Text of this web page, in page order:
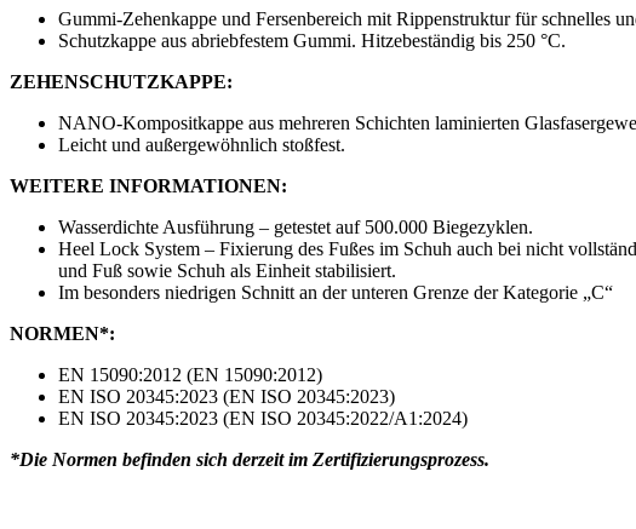
Gummi-Zehenkappe und Fersenbereich mit Rippenstruktur für schnelles
Schutzkappe aus abriebfestem Gummi. Hitzebeständig bis 250 °C.
ZEHENSCHUTZKAPPE:
NANO-Kompositkappe aus mehreren Schichten laminierten
Leicht und außergewöhnlich stoßfest.
WEITERE INFORMATIONEN:
Wasserdichte Ausführung – getestet auf 500.000 Biegezyklen.
Heel Lock System – Fixierung des Fußes im Schuh auch bei nicht
und Fuß sowie Schuh als Einheit stabilisiert.
Im besonders niedrigen Schnitt an der unteren Grenze der Kategorie „C“
NORMEN*:
EN 15090:2012 (EN 15090:2012)
EN ISO 20345:2023 (EN ISO 20345:2023)
EN ISO 20345:2023 (EN ISO 20345:2022/A1:2024)
*Die Normen befinden sich derzeit im Zertifizierungsprozess.